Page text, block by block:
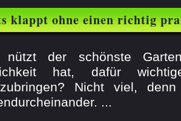
klappt ohne einen richtig
nützt der schönste
hat, dafür
Nicht viel,
...